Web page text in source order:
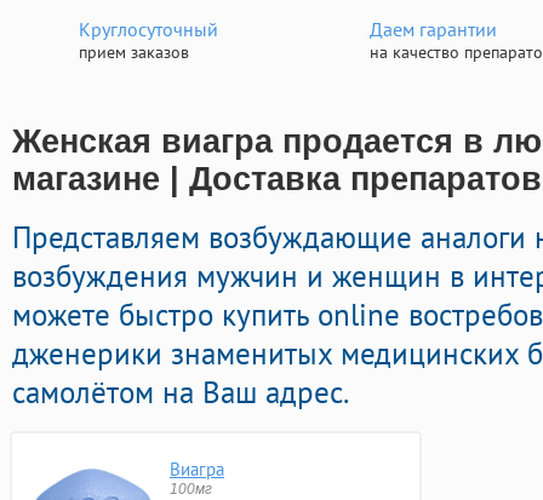
Круглосуточный
прием заказов
Даем гарантии
на качество
Женская виагра продается в
магазине | Доставка
Представляем возбуждающие аналоги
возбуждения мужчин и женщин в
можете быстро купить online
дженерики знаменитых медицинских
самолётом на Ваш адрес.
Виагра
100мг